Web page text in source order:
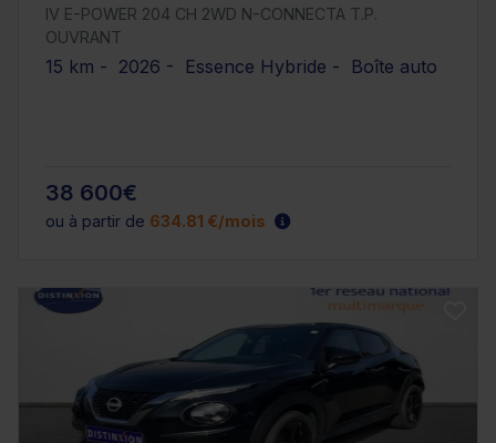
IV E-POWER 204 CH 2WD N-CONNECTA T.P.
OUVRANT
15 km - 2026 - Essence Hybride - Boîte auto
38 600€
ou à partir de 634.81 €/mois